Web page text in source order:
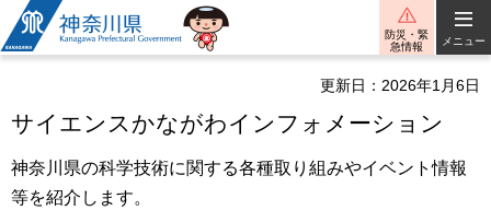
神奈川県
防災・緊
急情報
メニュー
更新日：2026年1月6日
サイエンスかながわインフォメーション
神奈川県の科学技術に関する各種取り組みやイベント情報
等を紹介します。